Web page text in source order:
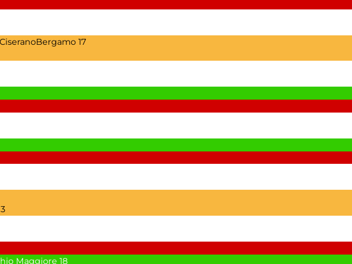
17
3
Maggiore 18